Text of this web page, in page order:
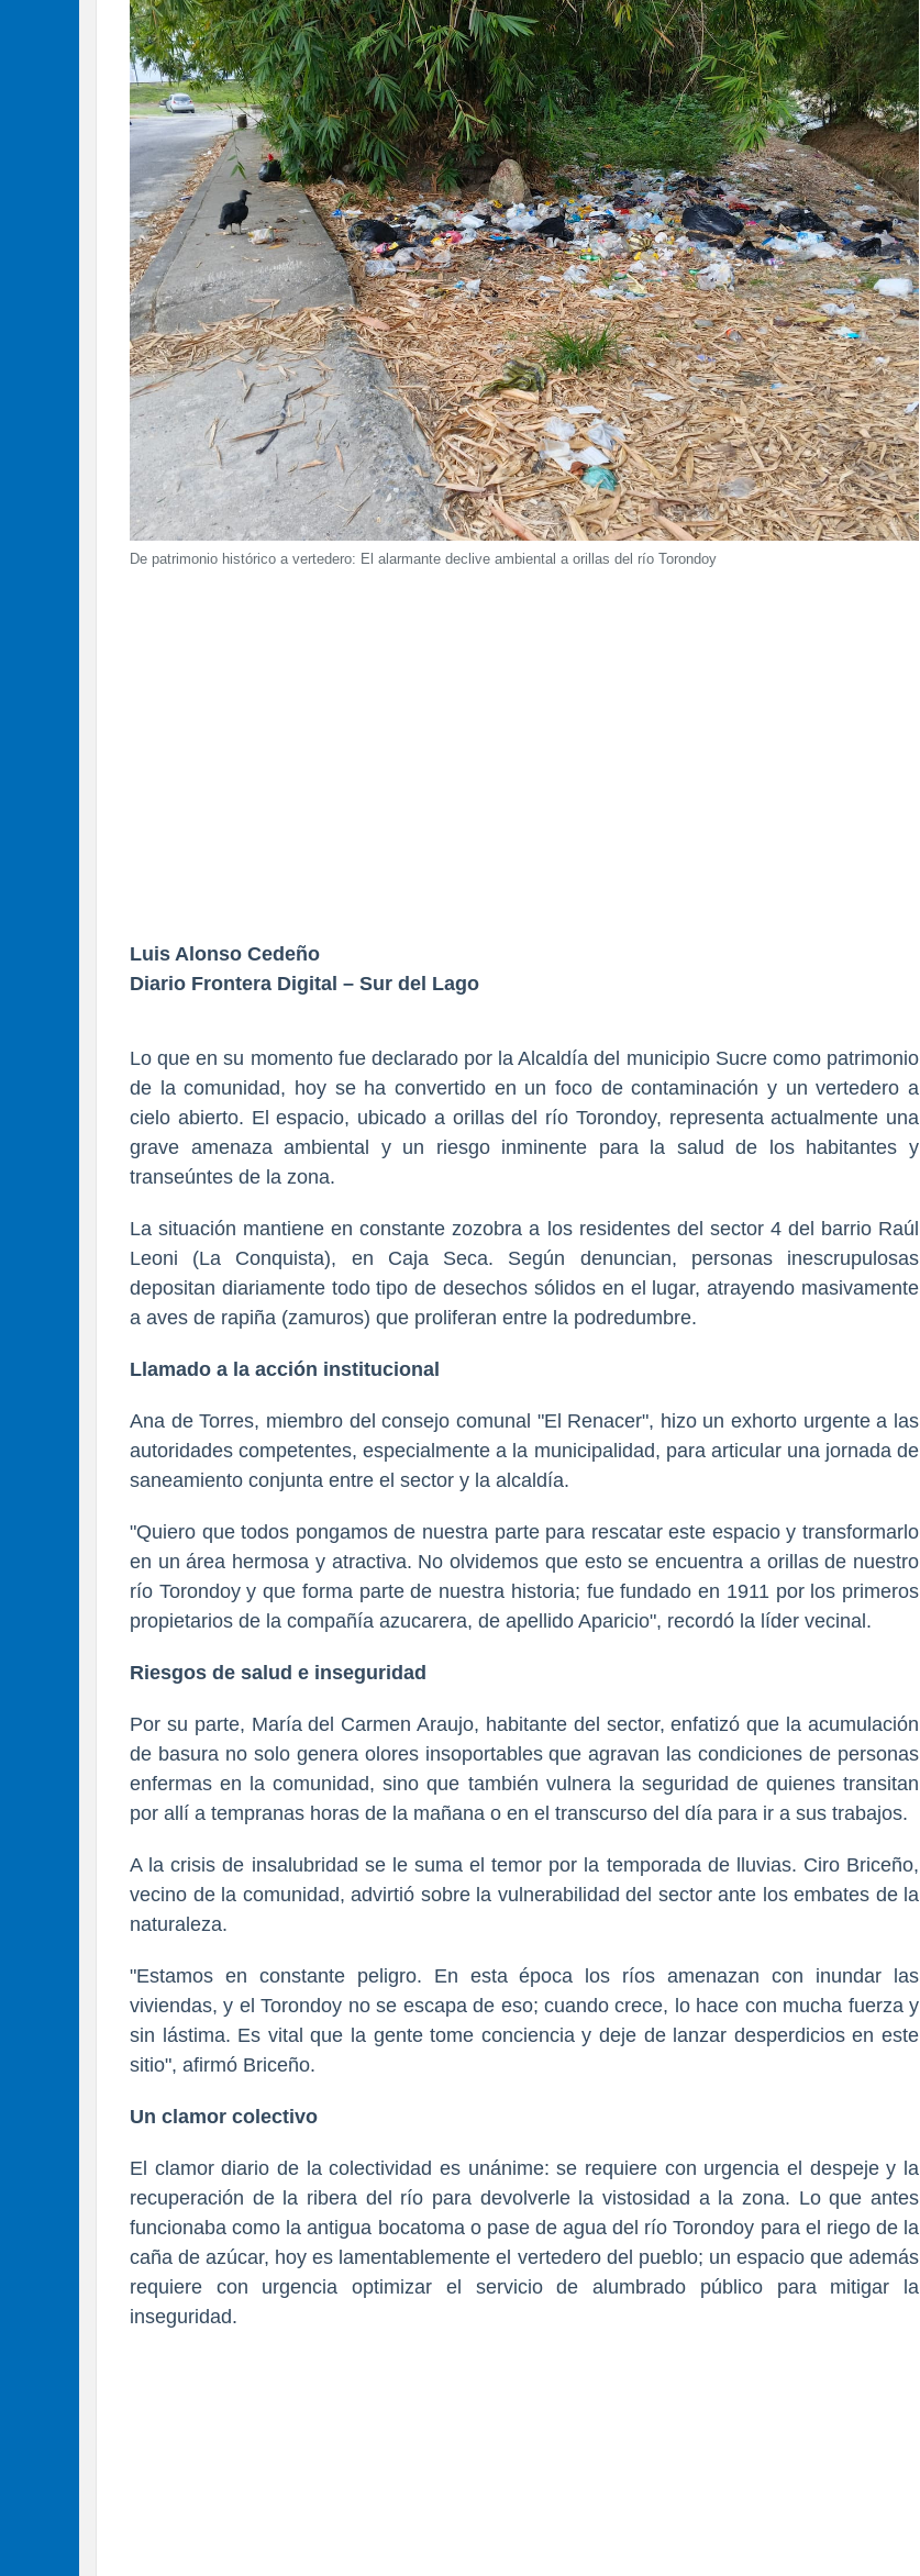
De patrimonio histórico a vertedero: El alarmante declive ambiental a orillas del río Torondoy
Luis Alonso Cedeño
Diario Frontera Digital – Sur del Lago
Lo que en su momento fue declarado por la Alcaldía del municipio Sucre como patrimonio
de la comunidad, hoy se ha convertido en un foco de contaminación y un vertedero a
cielo abierto. El espacio, ubicado a orillas del río Torondoy, representa actualmente una
grave amenaza ambiental y un riesgo inminente para la salud de los habitantes y
transeúntes de la zona.
La situación mantiene en constante zozobra a los residentes del sector 4 del barrio Raúl
Leoni (La Conquista), en Caja Seca. Según denuncian, personas inescrupulosas
depositan diariamente todo tipo de desechos sólidos en el lugar, atrayendo masivamente
a aves de rapiña (zamuros) que proliferan entre la podredumbre.
​Llamado a la acción institucional
Ana de Torres, miembro del consejo comunal "El Renacer", hizo un exhorto urgente a las
autoridades competentes, especialmente a la municipalidad, para articular una jornada de
saneamiento conjunta entre el sector y la alcaldía.
​"Quiero que todos pongamos de nuestra parte para rescatar este espacio y transformarlo
en un área hermosa y atractiva. No olvidemos que esto se encuentra a orillas de nuestro
río Torondoy y que forma parte de nuestra historia; fue fundado en 1911 por los primeros
propietarios de la compañía azucarera, de apellido Aparicio", recordó la líder vecinal.
​Riesgos de salud e inseguridad
​Por su parte, María del Carmen Araujo, habitante del sector, enfatizó que la acumulación
de basura no solo genera olores insoportables que agravan las condiciones de personas
enfermas en la comunidad, sino que también vulnera la seguridad de quienes transitan
por allí a tempranas horas de la mañana o en el transcurso del día para ir a sus trabajos.
​A la crisis de insalubridad se le suma el temor por la temporada de lluvias. Ciro Briceño,
vecino de la comunidad, advirtió sobre la vulnerabilidad del sector ante los embates de la
naturaleza.
​"Estamos en constante peligro. En esta época los ríos amenazan con inundar las
viviendas, y el Torondoy no se escapa de eso; cuando crece, lo hace con mucha fuerza y
sin lástima. Es vital que la gente tome conciencia y deje de lanzar desperdicios en este
sitio", afirmó Briceño.
​Un clamor colectivo
​El clamor diario de la colectividad es unánime: se requiere con urgencia el despeje y la
recuperación de la ribera del río para devolverle la vistosidad a la zona. Lo que antes
funcionaba como la antigua bocatoma o pase de agua del río Torondoy para el riego de la
caña de azúcar, hoy es lamentablemente el vertedero del pueblo; un espacio que además
requiere con urgencia optimizar el servicio de alumbrado público para mitigar la
inseguridad.